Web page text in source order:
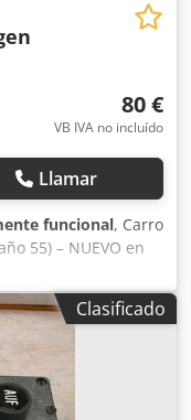
80 €
VB IVA no incluído
Llamar
funcional, Carro
55) – NUEVO en
carros guía
CS (carros guía con
de alta
existencias y se
Ahezkhvro
Rexroth AG •
Runner Block CS) •
Clasificado